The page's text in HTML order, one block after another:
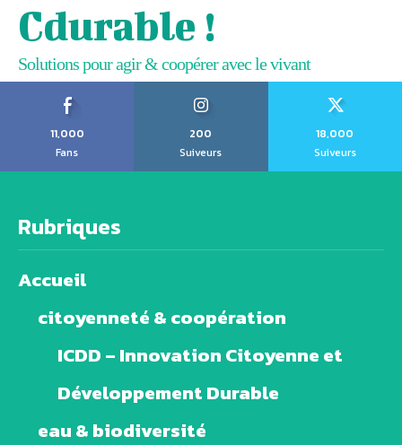
Cdurable !
Solutions pour agir & coopérer avec le vivant
11,000
Fans
200
Suiveurs
18,000
Suiveurs
Rubriques
Accueil
citoyenneté & coopération
ICDD – Innovation Citoyenne et
Développement Durable
eau & biodiversité